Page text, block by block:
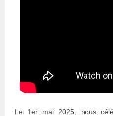
Le 1er mai 2025, nous